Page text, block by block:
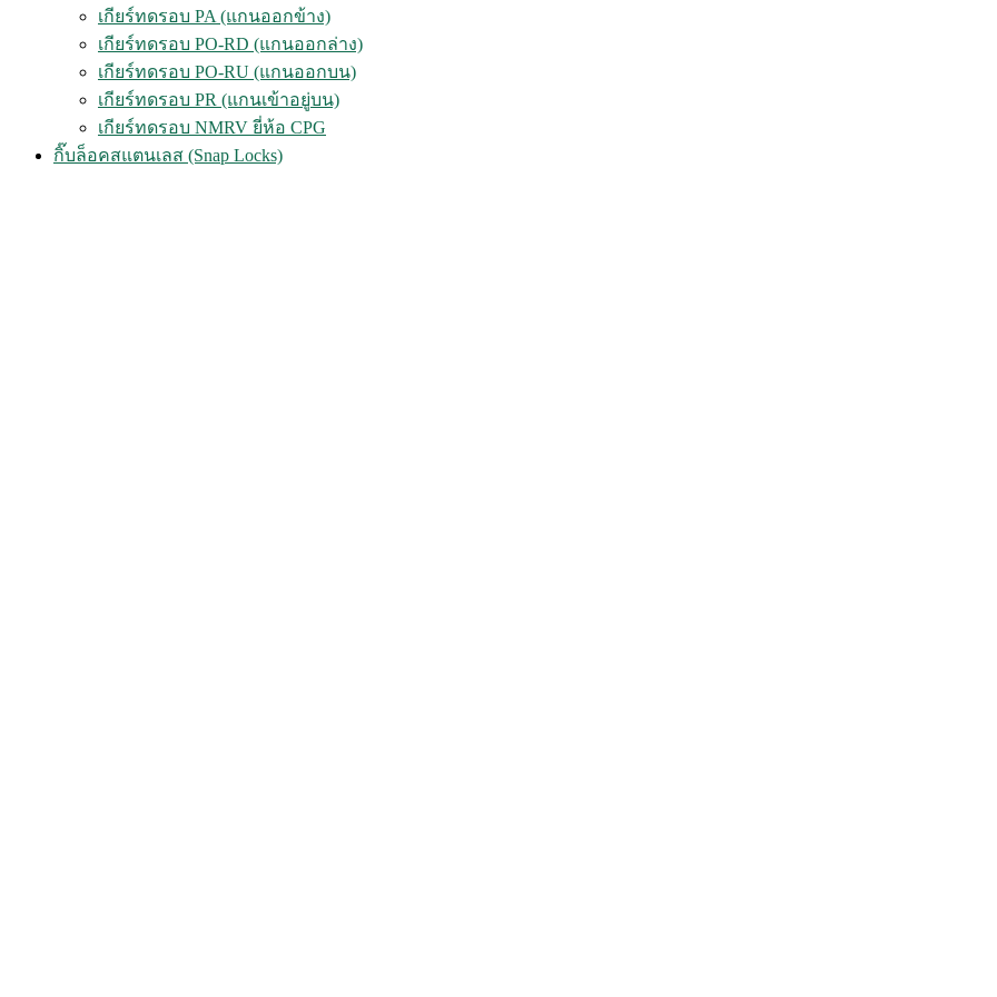
เกียร์ทดรอบ PA (แกนออกข้าง)
เกียร์ทดรอบ PO-RD (แกนออกล่าง)
เกียร์ทดรอบ PO-RU (แกนออกบน)
เกียร์ทดรอบ PR (แกนเข้าอยู่บน)
เกียร์ทดรอบ NMRV ยี่ห้อ CPG
กิ๊บล็อคสแตนเลส (Snap Locks)